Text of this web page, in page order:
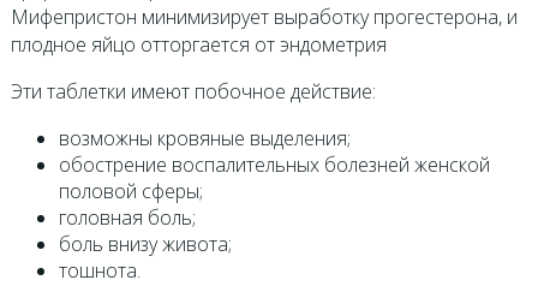
Мифепристон минимизирует выработку прогестерона, и
плодное яйцо отторгается от эндометрия
Эти таблетки имеют побочное действие:
возможны кровяные выделения;
обострение воспалительных болезней женской
половой сферы;
головная боль;
боль внизу живота;
тошнота.